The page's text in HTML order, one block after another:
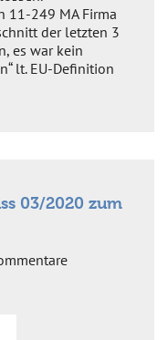
11-249 MA Firma
der letzten 3
es war kein
lt. EU-Definition
03/2020 zum